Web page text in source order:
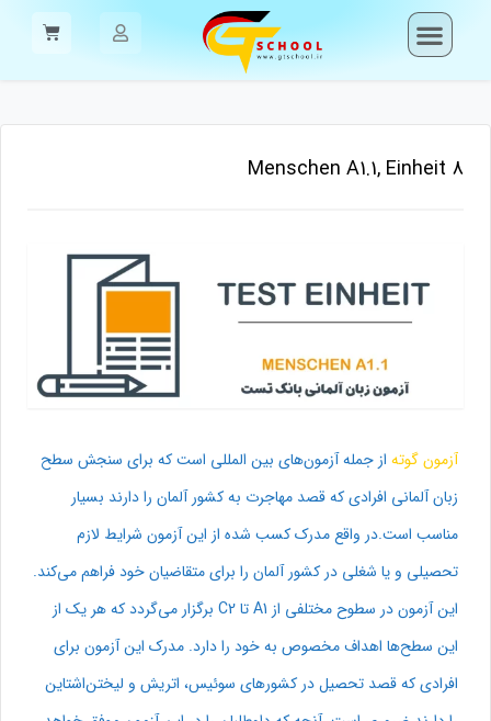
Menschen A1.1, Einheit 8
آزمون گوته از جمله آزمون‌های بین المللی است که برای سنجش سطح
زبان آلمانی افرادی که قصد مهاجرت به کشور آلمان را دارند بسیار
مناسب است.در واقع مدرک کسب شده از این آزمون شرایط لازم
تحصیلی و یا شغلی در کشور آلمان را برای متقاضیان خود فراهم می‌کند.
این آزمون در سطوح مختلفی از A1 تا C2 برگزار می‌گردد که هر یک از
این سطح‌ها اهداف مخصوص به خود را دارد. مدرک این آزمون برای
افرادی که قصد تحصیل در کشورهای سوئیس، اتریش و لیختن‌اشتاین